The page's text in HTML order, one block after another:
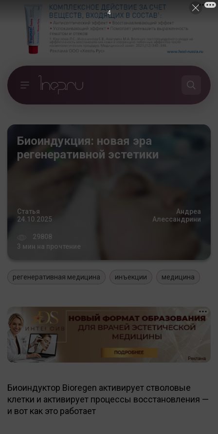
Биоиндукция: новая эра
регенеративной эстетики
Статья
24.10.2025
29808
3 мин на прочтение
Андреа
Алессандрини
регенеративная медицина инъекции медицина
Биоиндуктор Bioregen активирует стволовые
клетки и активирует процессы восстановления —
и вот как это работает
4